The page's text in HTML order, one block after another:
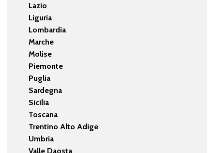
Lazio
Liguria
Lombardia
Marche
Molise
Piemonte
Puglia
Sardegna
Sicilia
Toscana
Trentino Alto Adige
Umbria
Valle Daosta